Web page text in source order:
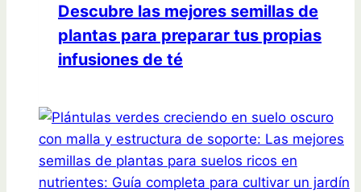
Descubre las mejores semillas de
plantas para preparar tus propias
infusiones de té